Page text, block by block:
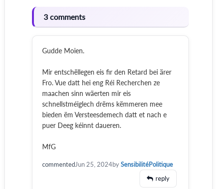
3 comments
Gudde Moien.
Mir entschëllegen eis fir den Retard bei ärer
Fro. Vue datt hei eng Réi Recherchen ze
maachen sinn wäerten mir eis
schnellstméiglech drëms këmmeren mee
bieden ëm Versteesdemech datt et nach e
puer Deeg kéinnt daueren.
MfG
commentedJun 25, 2024bySensibilitéPolitique
reply